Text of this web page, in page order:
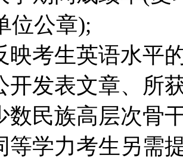
位公章);
映考生英语水平
开发表文章、所
数民族高层次骨
等学力考生另需